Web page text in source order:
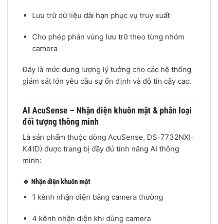
Lưu trữ dữ liệu dài hạn phục vụ truy xuất
Cho phép phân vùng lưu trữ theo từng nhóm
camera
Đây là mức dung lượng lý tưởng cho các hệ thống
giám sát lớn yêu cầu sự ổn định và độ tin cậy cao.
AI AcuSense – Nhận diện khuôn mặt & phân loại
đối tượng thông minh
Là sản phẩm thuộc dòng AcuSense, DS-7732NXI-
K4(D) được trang bị đầy đủ tính năng AI thông
minh:
🔹 Nhận diện khuôn mặt
1 kênh nhận diện bằng camera thường
4 kênh nhận diện khi dùng camera